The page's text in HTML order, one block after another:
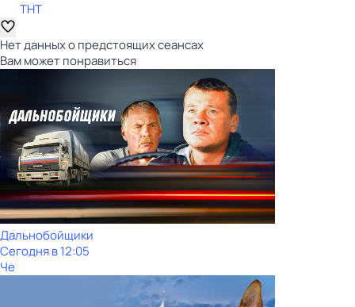
ТНТ
Нет данных о предстоящих сеансах
Вам может понравиться
Дальнобойщики
Сегодня в 12:05
Че